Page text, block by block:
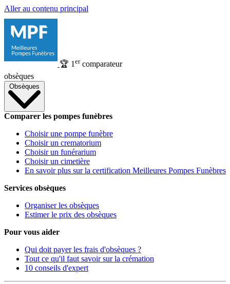
Aller au contenu principal
🏆 1 ercomparateur
obsèques
Obsèques
Comparer les pompes funèbres
Choisir une pompe funèbre
Choisir un crematorium
Choisir un funérarium
Choisir un cimetière
En savoir plus sur la certification Meilleures Pompes Funèbres
Services obsèques
Organiser les obsèques
Estimer le prix des obsèques
Pour vous aider
Qui doit payer les frais d'obsèques ?
Tout ce qu'il faut savoir sur la crémation
10 conseils d'expert